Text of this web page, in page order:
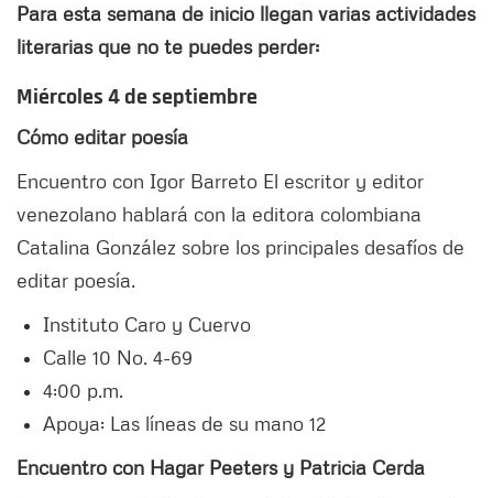
Para esta semana de inicio llegan varias actividades
literarias que no te puedes perder:
Miércoles 4 de septiembre
Cómo editar poesía
Encuentro con Igor Barreto El escritor y editor
venezolano hablará con la editora colombiana
Catalina González sobre los principales desafíos de
editar poesía.
Instituto Caro y Cuervo
Calle 10 No. 4-69
4:00 p.m.
Apoya: Las líneas de su mano 12
Encuentro con Hagar Peeters y Patricia Cerda